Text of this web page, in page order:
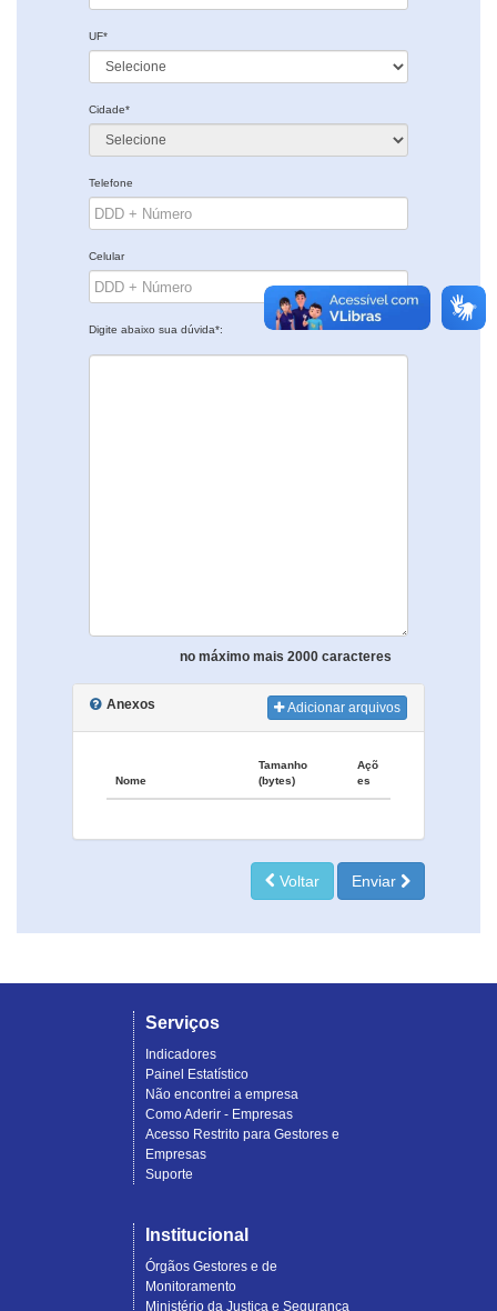
UF*
Cidade*
Telefone
Celular
Digite abaixo sua dúvida*:
no máximo mais 2000 caracteres
Anexos Adicionar arquivos
Nome
Tamanho
(bytes)
Açõ
es
Voltar Enviar
Serviços
Indicadores
Painel Estatístico
Não encontrei a empresa
Como Aderir - Empresas
Acesso Restrito para Gestores e
Empresas
Suporte
Institucional
Órgãos Gestores e de
Monitoramento
Ministério da Justiça e Segurança